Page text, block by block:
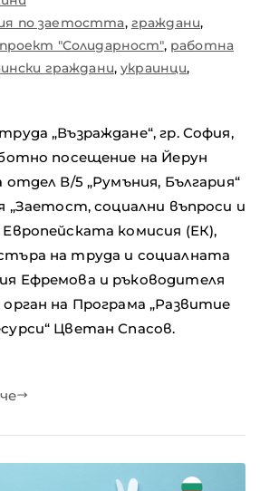
по заетостта, граждани,
проект "Солидарност", работна
граждани,украинци,
„Възраждане“, гр. София,
посещение на Йерун
В/5 „Румъния, България“
„Заетост, социални въпроси и
комисия (ЕК),
на труда и социалната
Ефремова и ръководителя
на Програма „Развитие
Цветан Спасов.